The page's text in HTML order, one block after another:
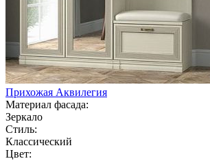
Прихожая Аквилегия
Материал фасада:
Зеркало
Стиль:
Классический
Цвет: